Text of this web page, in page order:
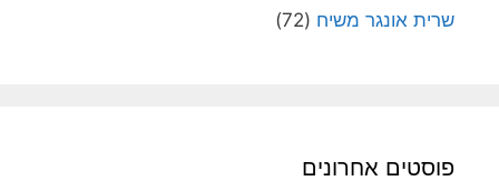
שרית אונגר משיח (72)
פוסטים אחרונים